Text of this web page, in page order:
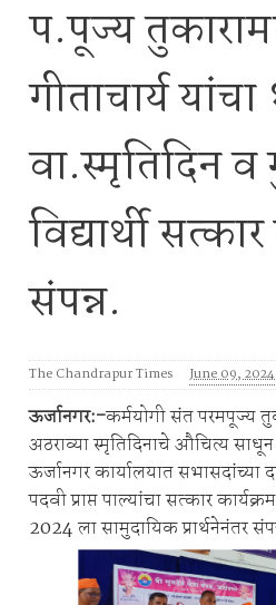
प.पूज्य
गीताचार्य
वा.स्मृतिदिन
विद्यार्थी
संपन्न.
The Chandrapur Times June 09, 2024
ऊर्जानगर:-कर्मयोगी संत परमपूज्य
अठराव्या स्मृतिदिनाचे औचित्य
ऊर्जानगर कार्यालयात सभासदांच्या
पदवी प्राप्त पाल्यांचा सत्कार
2024 ला सामुदायिक प्रार्थनेनंतर